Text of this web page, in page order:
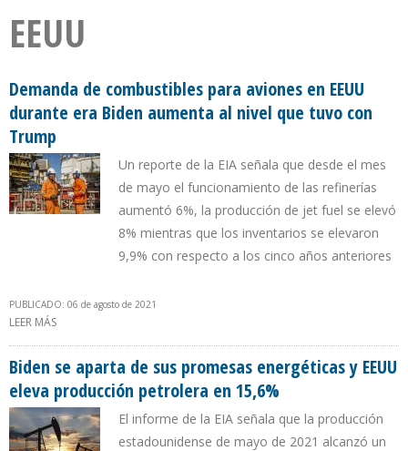
EEUU
Demanda de combustibles para aviones en EEUU
durante era Biden aumenta al nivel que tuvo con
Trump
Un reporte de la EIA señala que desde el mes
de mayo el funcionamiento de las refinerías
aumentó 6%, la producción de jet fuel se elevó
8% mientras que los inventarios se elevaron
9,9% con respecto a los cinco años anteriores
PUBLICADO: 06 de agosto de 2021
LEER MÁS
Biden se aparta de sus promesas energéticas y EEUU
eleva producción petrolera en 15,6%
El informe de la EIA señala que la producción
estadounidense de mayo de 2021 alcanzó un